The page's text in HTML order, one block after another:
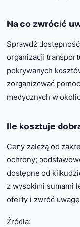
Na co zwrócić
Sprawdź
organizacji
pokrywanych
zorganizować
medycznych w
Ile kosztuje
Ceny zależą od
ochrony;
dostępne od
z wysokimi sumami
oferty i zwróć
Źródła: